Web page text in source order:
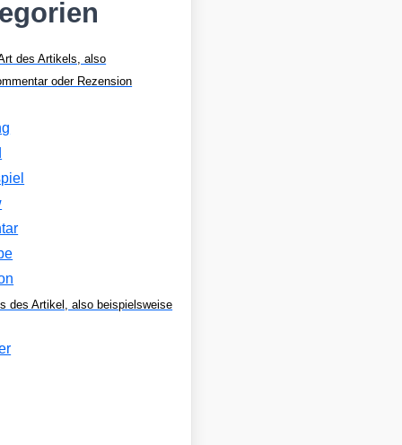
des Artikels, also
oder Rezension
des Artikel, also beispielsweise